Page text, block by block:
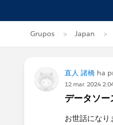
Grupos Japan
直人 諸橋 ha
12 mar. 2024
データソ
お世話になり